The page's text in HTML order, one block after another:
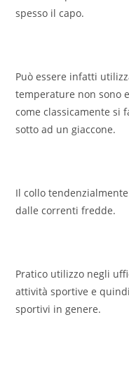
spesso il capo.
Può essere infatti
temperature non sono
come classicamente si
sotto ad un giaccone.
Il collo
dalle correnti fredde.
Pratico utilizzo negli
attività sportive e
sportivi in genere.